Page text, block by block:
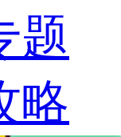
题
略